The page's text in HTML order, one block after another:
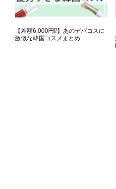
【差額6,000円⁉】あのデパコスに
激似な韓国コスメまとめ